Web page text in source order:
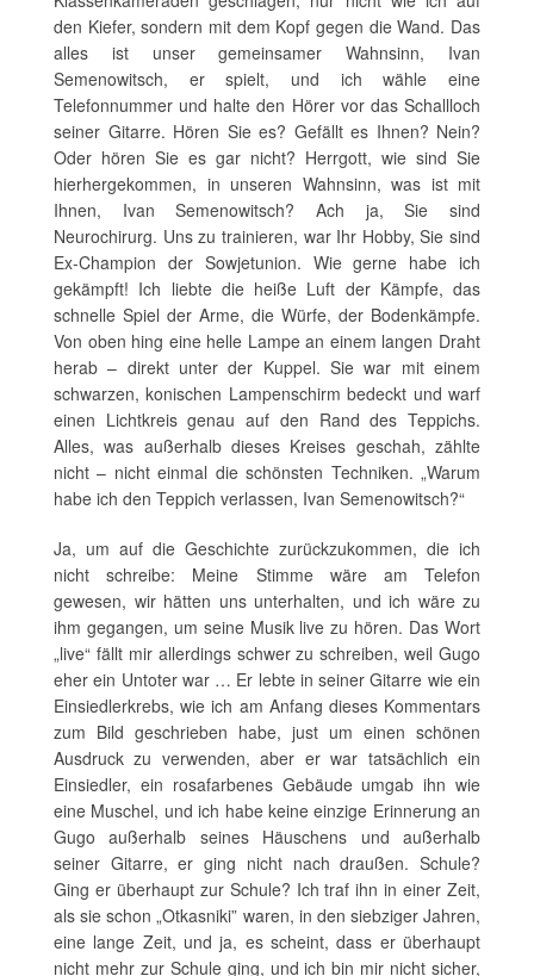
den Kiefer, sondern mit dem Kopf gegen die Wand. Das
alles ist unser gemeinsamer Wahnsinn, Ivan
Semenowitsch, er spielt, und ich wähle eine
Telefonnummer und halte den Hörer vor das Schallloch
seiner Gitarre. Hören Sie es? Gefällt es Ihnen? Nein?
Oder hören Sie es gar nicht? Herrgott, wie sind Sie
hierhergekommen, in unseren Wahnsinn, was ist mit
Ihnen, Ivan Semenowitsch? Ach ja, Sie sind
Neurochirurg. Uns zu trainieren, war Ihr Hobby, Sie sind
Ex-Champion der Sowjetunion. Wie gerne habe ich
gekämpft! Ich liebte die heiße Luft der Kämpfe, das
schnelle Spiel der Arme, die Würfe, der Bodenkämpfe.
Von oben hing eine helle Lampe an einem langen Draht
herab – direkt unter der Kuppel. Sie war mit einem
schwarzen, konischen Lampenschirm bedeckt und warf
einen Lichtkreis genau auf den Rand des Teppichs.
Alles, was außerhalb dieses Kreises geschah, zählte
nicht – nicht einmal die schönsten Techniken. „Warum
habe ich den Teppich verlassen, Ivan Semenowitsch?“
Ja, um auf die Geschichte zurückzukommen, die ich
nicht schreibe: Meine Stimme wäre am Telefon
gewesen, wir hätten uns unterhalten, und ich wäre zu
ihm gegangen, um seine Musik live zu hören. Das Wort
„live“ fällt mir allerdings schwer zu schreiben, weil Gugo
eher ein Untoter war … Er lebte in seiner Gitarre wie ein
Einsiedlerkrebs, wie ich am Anfang dieses Kommentars
zum Bild geschrieben habe, just um einen schönen
Ausdruck zu verwenden, aber er war tatsächlich ein
Einsiedler, ein rosafarbenes Gebäude umgab ihn wie
eine Muschel, und ich habe keine einzige Erinnerung an
Gugo außerhalb seines Häuschens und außerhalb
seiner Gitarre, er ging nicht nach draußen. Schule?
Ging er überhaupt zur Schule? Ich traf ihn in einer Zeit,
als sie schon „Otkasniki” waren, in den siebziger Jahren,
eine lange Zeit, und ja, es scheint, dass er überhaupt
nicht mehr zur Schule ging, und ich bin mir nicht sicher,